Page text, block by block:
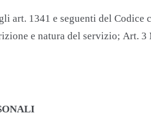
art. 1341 e seguenti del
e natura del servizio; Art.